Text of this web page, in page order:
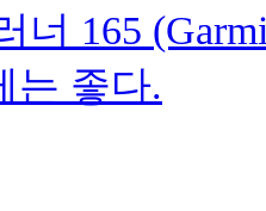
너 165
는 좋다.